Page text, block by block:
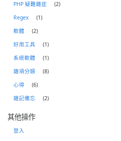
PHP 疑難雜症
(2)
Regex
(1)
軟體
(2)
好用工具
(1)
系統軟體
(1)
雜項分類
(8)
心得
(6)
雜記備忘
(2)
其他操作
登入